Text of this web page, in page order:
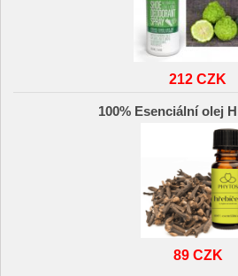
212 CZK
100% Esenciální olej
89 CZK